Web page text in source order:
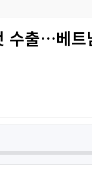
수출…베